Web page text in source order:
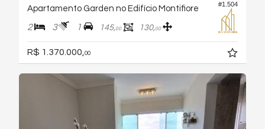
#1.504
Apartamento Garden no Edifício Montifiore
2 3 1 145,00 130,00
R$ 1.370.000,00